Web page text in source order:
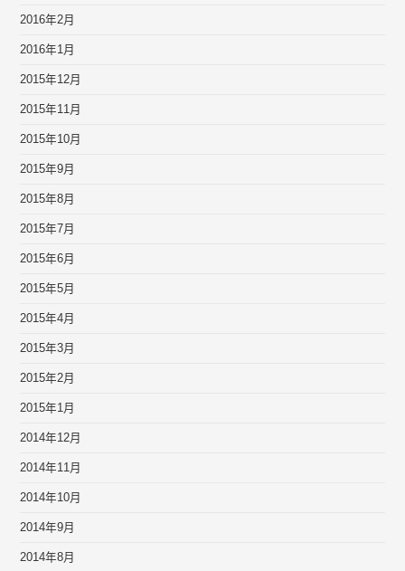
2016年2月
2016年1月
2015年12月
2015年11月
2015年10月
2015年9月
2015年8月
2015年7月
2015年6月
2015年5月
2015年4月
2015年3月
2015年2月
2015年1月
2014年12月
2014年11月
2014年10月
2014年9月
2014年8月